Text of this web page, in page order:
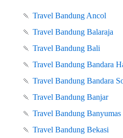
🍡 Travel Bandung Ancol
🍡 Travel Bandung Balaraja
🍡 Travel Bandung Bali
🍡 Travel Bandung Bandara
🍡 Travel Bandung Bandara
🍡 Travel Bandung Banjar
🍡 Travel Bandung Banyumas
🍡 Travel Bandung Bekasi